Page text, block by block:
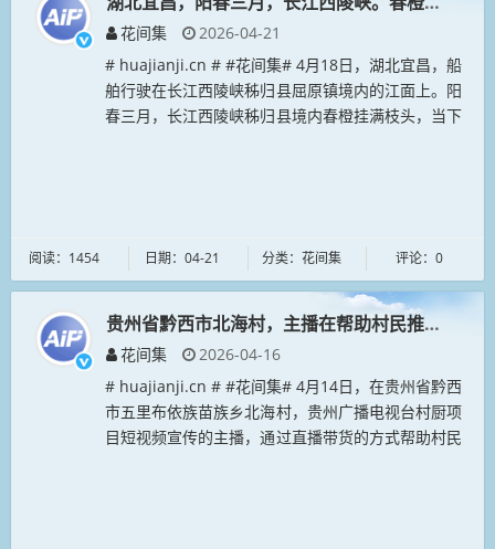
花间集
2026-04-21
# huajianji.cn # #花间集# 4月18日，湖北宜昌，船
舶行驶在长江西陵峡秭归县屈原镇境内的江面上。阳
春三月，长江西陵峡秭归县境内春橙挂满枝头，当下
阅读：1454 日期：04-21 分类：花间集 评论：0
贵州省黔西市北海村，主播在帮助村民推广销售
花间集
2026-04-16
# huajianji.cn # #花间集# 4月14日，在贵州省黔西
市五里布依族苗族乡北海村，贵州广播电视台村厨项
目短视频宣传的主播，通过直播带货的方式帮助村民